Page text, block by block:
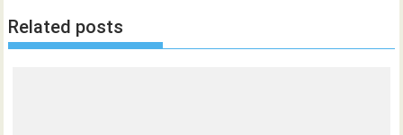
Related posts